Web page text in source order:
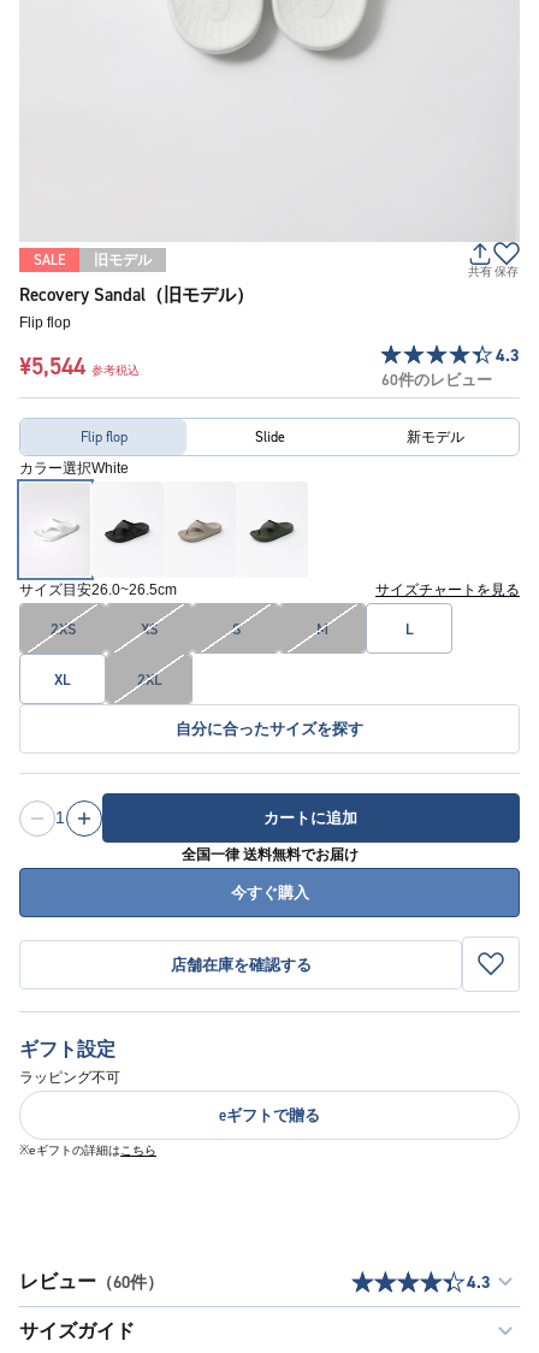
SALE 旧モデル
共有保存
Recovery Sandal（旧モデル）
Flip flop
¥5,544 参考税込
4.3
60件のレビュー
Flip flop Slide 新モデル
カラー選択White
サイズ目安26.0~26.5cm サイズチャートを見る
2XS XS S M L
XL 2XL
自分に合ったサイズを探す
1 カートに追加
全国一律 送料無料でお届け
今すぐ購入
店舗在庫を確認する
ギフト設定
ラッピング不可
eギフトで贈る
※eギフトの詳細は こちら
レビュー （60件） 4.3
サイズガイド